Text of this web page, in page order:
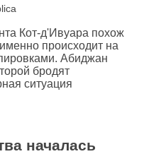
Кот-д'Ивуара похож
именно происходит на
Абиджан
бродят
ситуация
началась